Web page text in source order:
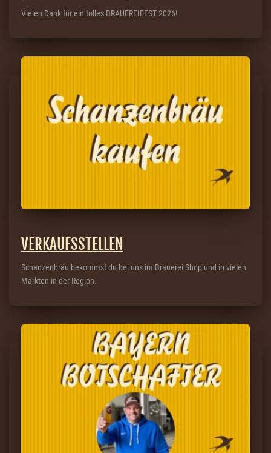
Vielen Dank für ein tolles BRAUEREIFEST 2026!
VERKAUFSSTELLEN
Schanzenbräu bekommst du bei uns im Brauerei Shop und in vielen
Märkten in der Region.